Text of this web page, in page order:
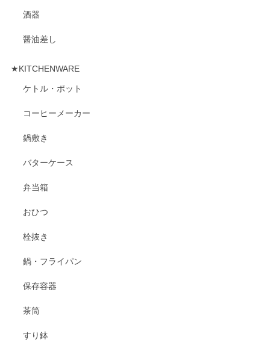
酒器
醤油差し
★KITCHENWARE
ケトル・ポット
コーヒーメーカー
鍋敷き
バターケース
弁当箱
おひつ
栓抜き
鍋・フライパン
保存容器
茶筒
すり鉢